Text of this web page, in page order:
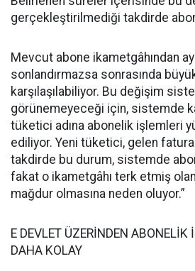
gerçekleştirilmediği takdirde
Mevcut abone ikametgâhından
sonlandırmazsa sonrasında
karşılaşılabiliyor. Bu değişim
görünemeyeceği için, sistemde
tüketici adına abonelik işlemleri
ediliyor. Yeni tüketici, gelen
takdirde bu durum, sistemde
fakat o ikametgâhı terk etmiş
mağdur olmasına neden oluyor.”
E DEVLET ÜZERİNDEN ABONELİK
DAHA KOLAY